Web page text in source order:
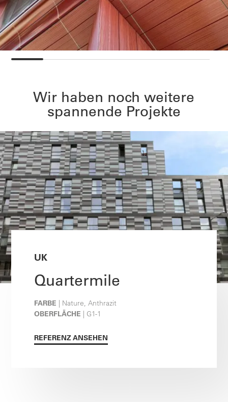
Wir haben noch weitere
spannende Projekte
UK
Quartermile
FARBE | Nature, Anthrazit
OBERFLÄCHE | G1-1
REFERENZ ANSEHEN